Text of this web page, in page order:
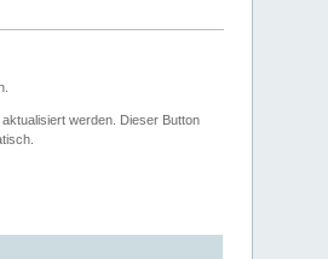
werden. Dieser Button